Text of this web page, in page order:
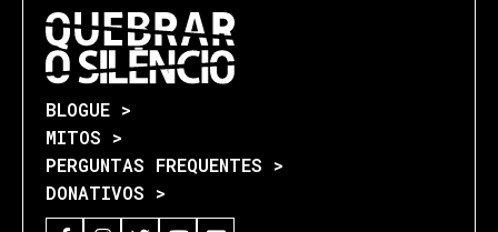
BLOGUE >
MITOS >
PERGUNTAS FREQUENTES >
DONATIVOS >